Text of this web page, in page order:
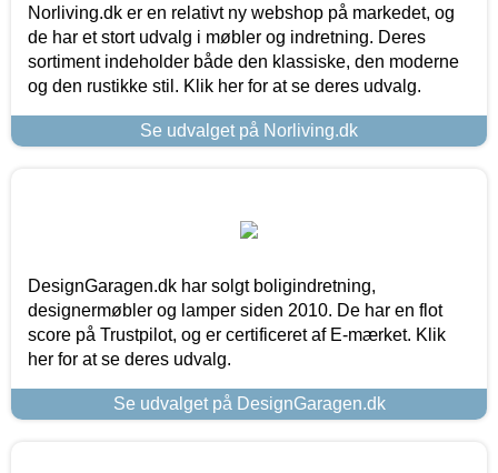
Norliving.dk er en relativt ny webshop på markedet, og
de har et stort udvalg i møbler og indretning. Deres
sortiment indeholder både den klassiske, den moderne
og den rustikke stil. Klik her for at se deres udvalg.
Se udvalget på Norliving.dk
DesignGaragen.dk har solgt boligindretning,
designermøbler og lamper siden 2010. De har en flot
score på Trustpilot, og er certificeret af E-mærket. Klik
her for at se deres udvalg.
Se udvalget på DesignGaragen.dk